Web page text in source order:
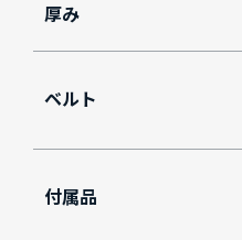
厚み
ベルト
付属品